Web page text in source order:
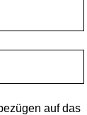
auf das